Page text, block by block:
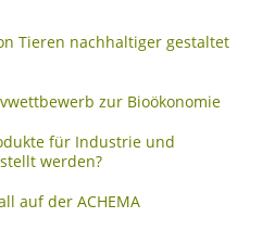
Tieren nachhaltiger gestaltet
zur Bioökonomie
für Industrie und
werden?
auf der ACHEMA